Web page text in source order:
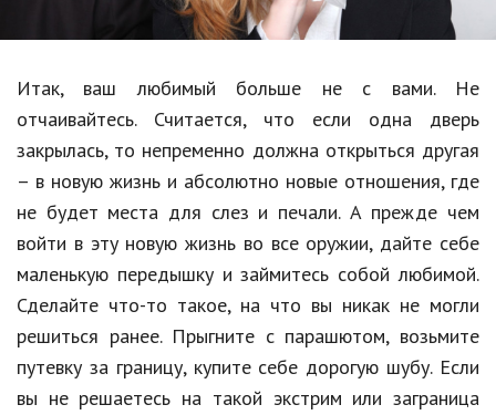
Авто, мото
Спорт
Знаменитости
Статьи
Обзоры
Рецепты
Красота и здоровье
Hi-Tech. Интернет
Итак, ваш любимый больше не с вами. Не
отчаивайтесь. Считается, что если одна дверь
закрылась, то непременно должна открыться другая
– в новую жизнь и абсолютно новые отношения, где
не будет места для слез и печали. А прежде чем
войти в эту новую жизнь во все оружии, дайте себе
маленькую передышку и займитесь собой любимой.
Сделайте что-то такое, на что вы никак не могли
решиться ранее. Прыгните с парашютом, возьмите
путевку за границу, купите себе дорогую шубу. Если
вы не решаетесь на такой экстрим или заграница